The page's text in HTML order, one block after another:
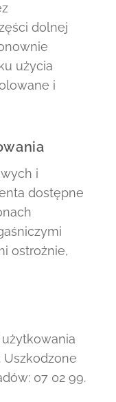
dolnej
użycia
i
i
dostępne
ostrożnie,
Uszkodzone
07 02 99.